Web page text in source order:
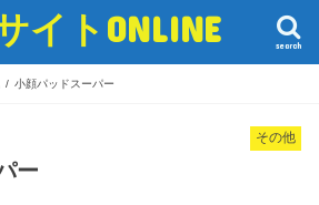
イトONLINE search
小顔パッドスーパー
その他
ー